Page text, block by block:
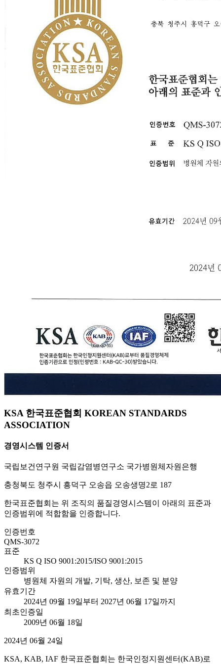
KSA 한국표준협회 KOREAN STANDARDS
ASSOCIATION
경영시스템 인증서
국립보건연구원 국립감염병연구소 국가병원체자원은행
충청북도 청주시 흥덕구 오송읍 오송생명2로 187
한국표준협회는 위 조직의 품질경영시스템이 아래의 표준과
인증범위에 적합함을 인증합니다.
인증번호
QMS-3072
표준
KS Q ISO 9001:2015/ISO 9001:2015
인증범위
병원체 자원의 개발, 기탁, 생산, 보존 및 분양
유효기간
2024년 09월 19일부터 2027년 06월 17일까지
최초인증일
2009년 06월 18일
2024년 06월 24일
KSA, KAB, IAF 한국표준협회는 한국인정지원센터(KAB)로